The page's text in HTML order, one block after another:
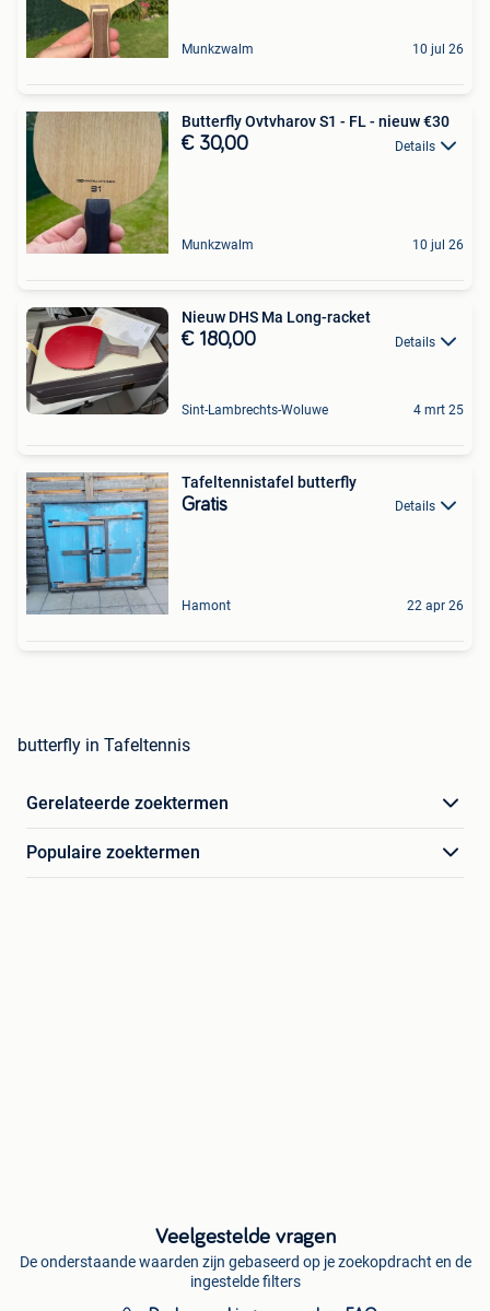
Munkzwalm 10 jul 26
Butterfly Ovtvharov S1 - FL - nieuw €30
€ 30,00 Details
Munkzwalm 10 jul 26
Nieuw DHS Ma Long-racket
€ 180,00 Details
Sint-Lambrechts-Woluwe 4 mrt 25
Tafeltennistafel butterfly
Gratis Details
Hamont 22 apr 26
butterfly in Tafeltennis
Gerelateerde zoektermen
Populaire zoektermen
Veelgestelde vragen
De onderstaande waarden zijn gebaseerd op je zoekopdracht en de
ingestelde filters